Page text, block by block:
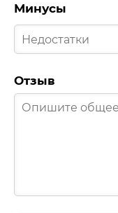
Минусы
Отзыв